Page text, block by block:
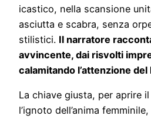
icastico, nella scansione
asciutta e scabra, senza
stilistici. Il narratore
avvincente, dai risvolti
calamitando l’attenzione
La chiave giusta, per aprire
l’ignoto dell’anima